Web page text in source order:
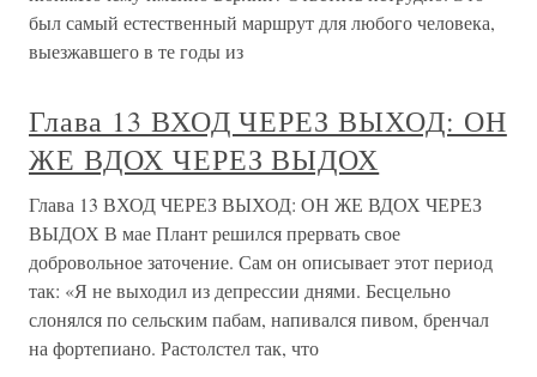
ораторию в качестве воспитанника. На следующий день
вместе с доном Боско, мамой Маргаритой и двадцатью
Дон Боско будет
О проекте Разделы